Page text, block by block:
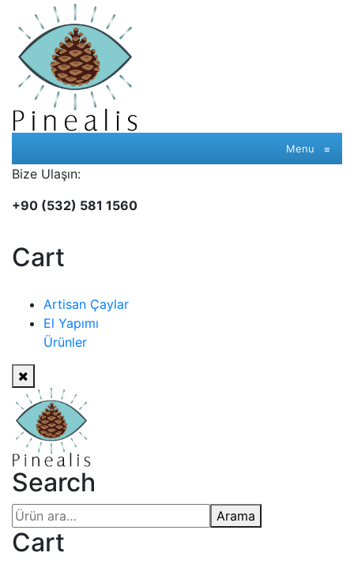
Menu ≡
Bize Ulaşın:
+90 (532) 581 1560
Cart
Artisan Çaylar
El Yapımı
Ürünler
Search
Arama
Cart